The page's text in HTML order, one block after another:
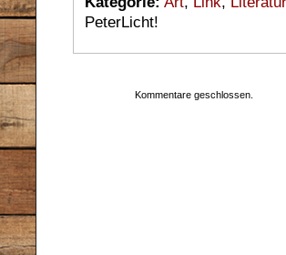
PeterLicht!
Kommentare geschlossen.